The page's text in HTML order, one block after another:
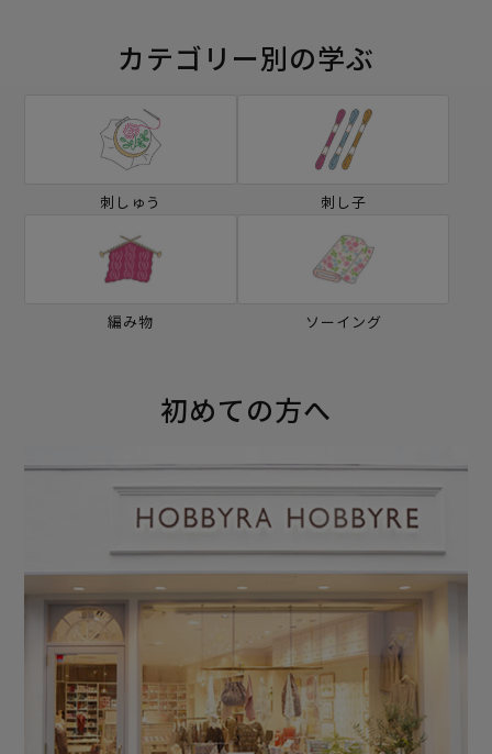
カテゴリー別の学ぶ
刺しゅう 刺し子
編み物 ソーイング
初めての方へ